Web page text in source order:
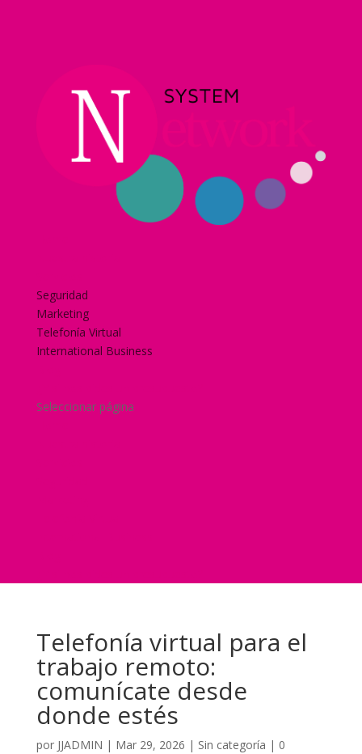
Seguridad
Marketing
Telefonía Virtual
International Business
Seleccionar página
Telefonía virtual para el
trabajo remoto:
comunícate desde
donde estés
por JJADMIN | Mar 29, 2026 | Sin categoría | 0